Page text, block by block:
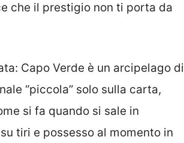
che il prestigio non ti porta da
Capo Verde è un arcipelago di
“piccola” solo sulla carta,
si fa quando si sale in
tiri e possesso al momento in